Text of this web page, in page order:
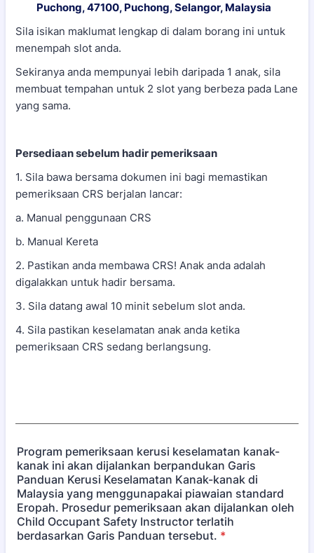
Puchong, 47100, Puchong, Selangor, Malaysia
Sila isikan maklumat lengkap di dalam borang ini untuk
menempah slot anda.
Sekiranya anda mempunyai lebih daripada 1 anak, sila
membuat tempahan untuk 2 slot yang berbeza pada Lane
yang sama.
Persediaan sebelum hadir pemeriksaan
1. Sila bawa bersama dokumen ini bagi memastikan
pemeriksaan CRS berjalan lancar:
a. Manual penggunaan CRS
b. Manual Kereta
2. Pastikan anda membawa CRS! Anak anda adalah
digalakkan untuk hadir bersama.
3. Sila datang awal 10 minit sebelum slot anda.
4. Sila pastikan keselamatan anak anda ketika
pemeriksaan CRS sedang berlangsung.
Program pemeriksaan kerusi keselamatan kanak-
kanak ini akan dijalankan berpandukan Garis
Panduan Kerusi Keselamatan Kanak-kanak di
Malaysia yang menggunapakai piawaian standard
Eropah. Prosedur pemeriksaan akan dijalankan oleh
Child Occupant Safety Instructor terlatih
berdasarkan Garis Panduan tersebut. *